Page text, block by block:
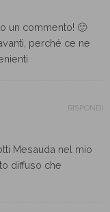
un commento! 🙂
perché ce ne
Mesauda nel mio
diffuso che
RISPONDI